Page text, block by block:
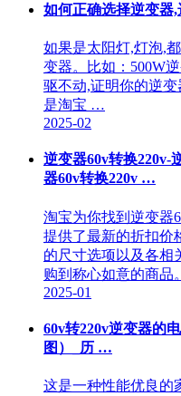
如何正确选择逆变器
如果是太阳灯,灯泡,
变器。比如：500W
驱不动,证明你的逆
是淘宝 …
2025-02
逆变器60v转换220v-
器60v转换220v …
淘宝为你找到逆变器
提供了最新的折扣价
的尺寸选项以及各相
购到称心如意的商品。
2025-01
60v转220v逆变器的
图）_历 …
这是一种性能优良的